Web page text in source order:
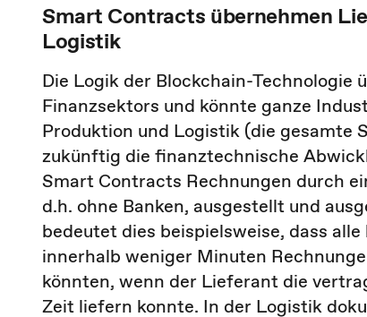
Smart Contracts übernehmen
Logistik
Die Logik der Blockchain-Technologie
Finanzsektors und könnte ganze
Produktion und Logistik (die gesamte
zukünftig die finanztechnische
Smart Contracts Rechnungen durch
d.h. ohne Banken, ausgestellt und
bedeutet dies beispielsweise, dass
innerhalb weniger Minuten
könnten, wenn der Lieferant die
Zeit liefern konnte. In der Logistik